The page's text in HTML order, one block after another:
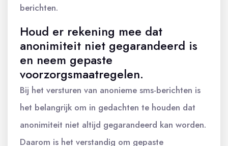
berichten.
Houd er rekening mee dat
anonimiteit niet gegarandeerd is
en neem gepaste
voorzorgsmaatregelen.
Bij het versturen van anonieme sms-berichten is
het belangrijk om in gedachten te houden dat
anonimiteit niet altijd gegarandeerd kan worden.
Daarom is het verstandig om gepaste